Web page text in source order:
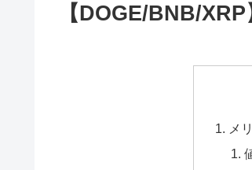
【DOGE/BNB/XRP
メ